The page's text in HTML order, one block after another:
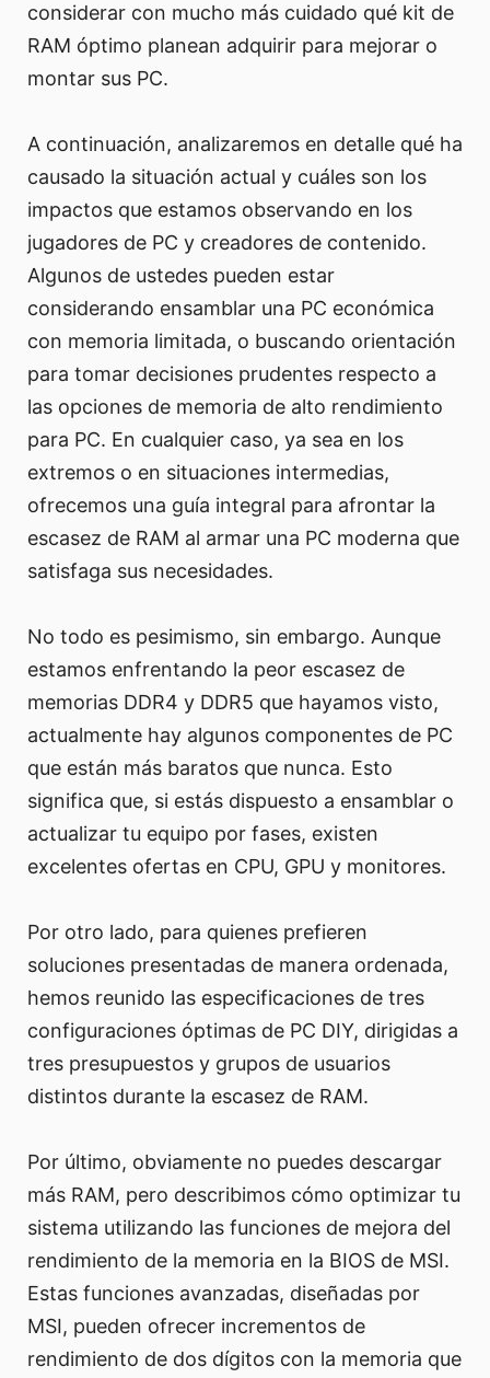
considerar con mucho más cuidado qué kit de
RAM óptimo planean adquirir para mejorar o
montar sus PC.
A continuación, analizaremos en detalle qué ha
causado la situación actual y cuáles son los
impactos que estamos observando en los
jugadores de PC y creadores de contenido.
Algunos de ustedes pueden estar
considerando ensamblar una PC económica
con memoria limitada, o buscando orientación
para tomar decisiones prudentes respecto a
las opciones de memoria de alto rendimiento
para PC. En cualquier caso, ya sea en los
extremos o en situaciones intermedias,
ofrecemos una guía integral para afrontar la
escasez de RAM al armar una PC moderna que
satisfaga sus necesidades.
No todo es pesimismo, sin embargo. Aunque
estamos enfrentando la peor escasez de
memorias DDR4 y DDR5 que hayamos visto,
actualmente hay algunos componentes de PC
que están más baratos que nunca. Esto
significa que, si estás dispuesto a ensamblar o
actualizar tu equipo por fases, existen
excelentes ofertas en CPU, GPU y monitores.
Por otro lado, para quienes prefieren
soluciones presentadas de manera ordenada,
hemos reunido las especificaciones de tres
configuraciones óptimas de PC DIY, dirigidas a
tres presupuestos y grupos de usuarios
distintos durante la escasez de RAM.
Por último, obviamente no puedes descargar
más RAM, pero describimos cómo optimizar tu
sistema utilizando las funciones de mejora del
rendimiento de la memoria en la BIOS de MSI.
Estas funciones avanzadas, diseñadas por
MSI, pueden ofrecer incrementos de
rendimiento de dos dígitos con la memoria que